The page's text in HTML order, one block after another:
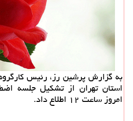
به گزارش پرشین رز، رئیس
استان تهران از تشکیل جلسه
امروز ساعت ۱۲ اطلاع داد.